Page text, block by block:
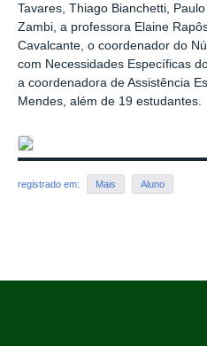
Tavares, Thiago Bianchetti,
Zambi, a professora Elaine
Cavalcante, o coordenador do
com Necessidades Específicas
a coordenadora de Assistência
Mendes, além de 19 estudantes.
registrado em: Mais Aluno